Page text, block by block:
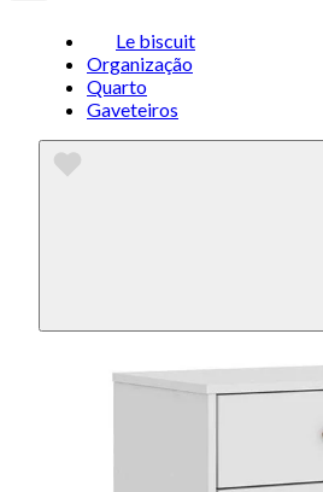
Le biscuit
Organização
Quarto
Gaveteiros